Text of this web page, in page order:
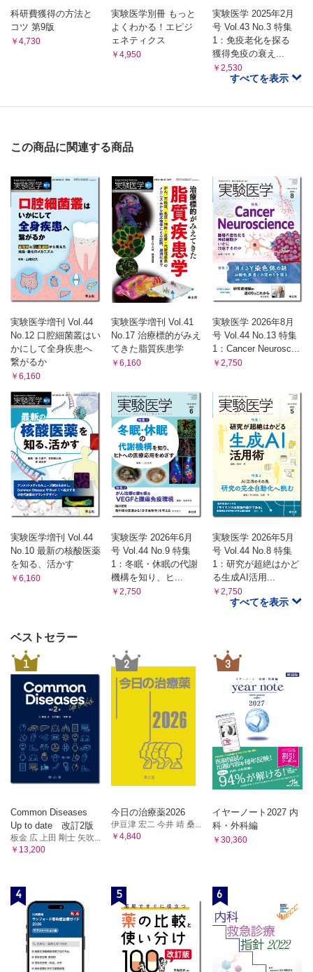
科研費獲得の方法と
コツ 第9版
￥4,730
実験医学別冊 もっと
よくわかる！エピジ
ェネティクス
￥4,950
実験医学 2025年2月
号 Vol.43 No.3 特集
1：免疫老化を探る
獲得免疫の衰え...
￥2,530
すべてを表示
この商品に関連する商品
実験医学増刊 Vol.44
No.12 口腔細菌叢はい
かにして全身疾患へ
繋がるか
￥6,160
実験医学増刊 Vol.41
No.17 治療標的がみえ
てきた脂質疾患学
￥6,160
実験医学 2026年8月
号 Vol.44 No.13 特集
1：Cancer Neurosc...
￥2,750
実験医学増刊 Vol.44
No.10 最新の核酸医薬
を知る、活かす
￥6,160
実験医学 2026年6月
号 Vol.44 No.9 特集
1：冬眠・休眠の代謝
機構を知り、ヒ...
￥2,750
実験医学 2026年5月
号 Vol.44 No.8 特集
1：研究が超絶はかど
る生成AI活用...
￥2,750
すべてを表示
ベストセラー
1
Common Diseases
Up to date 改訂2版
板金 広 上田 剛士 矢吹...
￥13,200
2
今日の治療薬2026
伊豆津 宏二 今井 靖 桑...
￥4,840
3
イヤーノート2027 内
科・外科編
￥30,360
4 5 6